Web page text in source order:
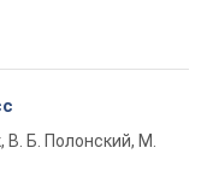
В. Б. Полонский, М.